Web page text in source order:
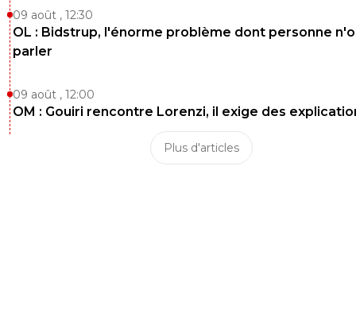
09 août , 12:30
OL : Bidstrup, l'énorme problème dont personne
parler
09 août , 12:00
OM : Gouiri rencontre Lorenzi, il exige des
Plus d'articles